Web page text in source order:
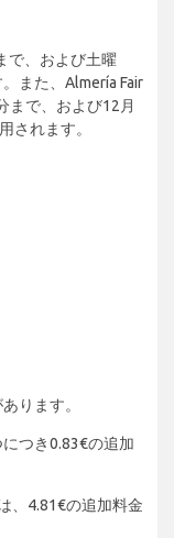
で、および土曜
また、Almería Fair
まで、および12月
されます。
ります。
つき0.83€の追加
、4.81€の追加料金